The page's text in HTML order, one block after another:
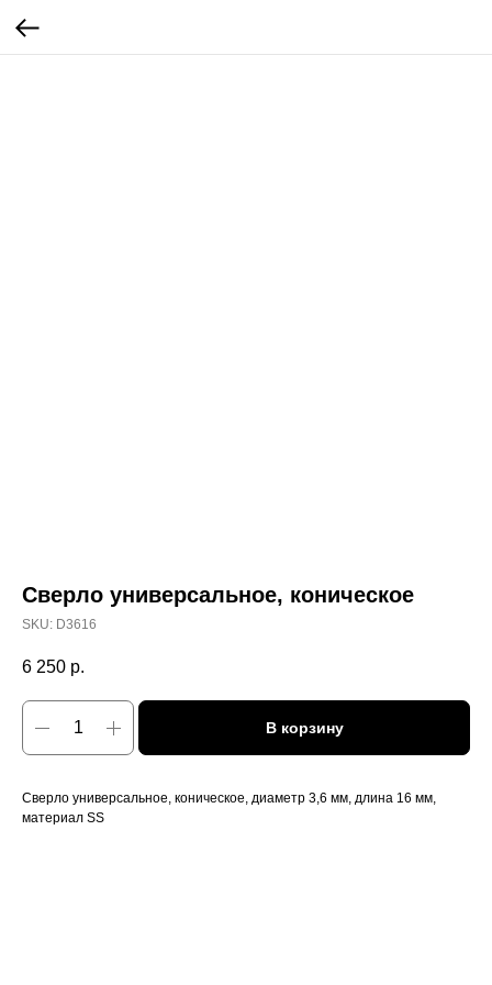
Сверло универсальное, коническое
SKU: D3616
6 250 р.
В корзину
Сверло универсальное, коническое, диаметр 3,6 мм, длина 16 мм,
материал SS